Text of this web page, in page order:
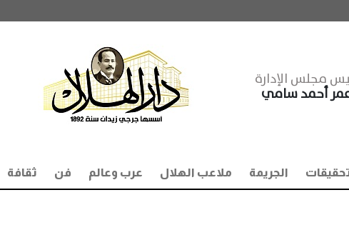
مجلس الإدارة
أحمد سامي
الجريمة ملاعب الهلال عرب وعالم فن ثقافة